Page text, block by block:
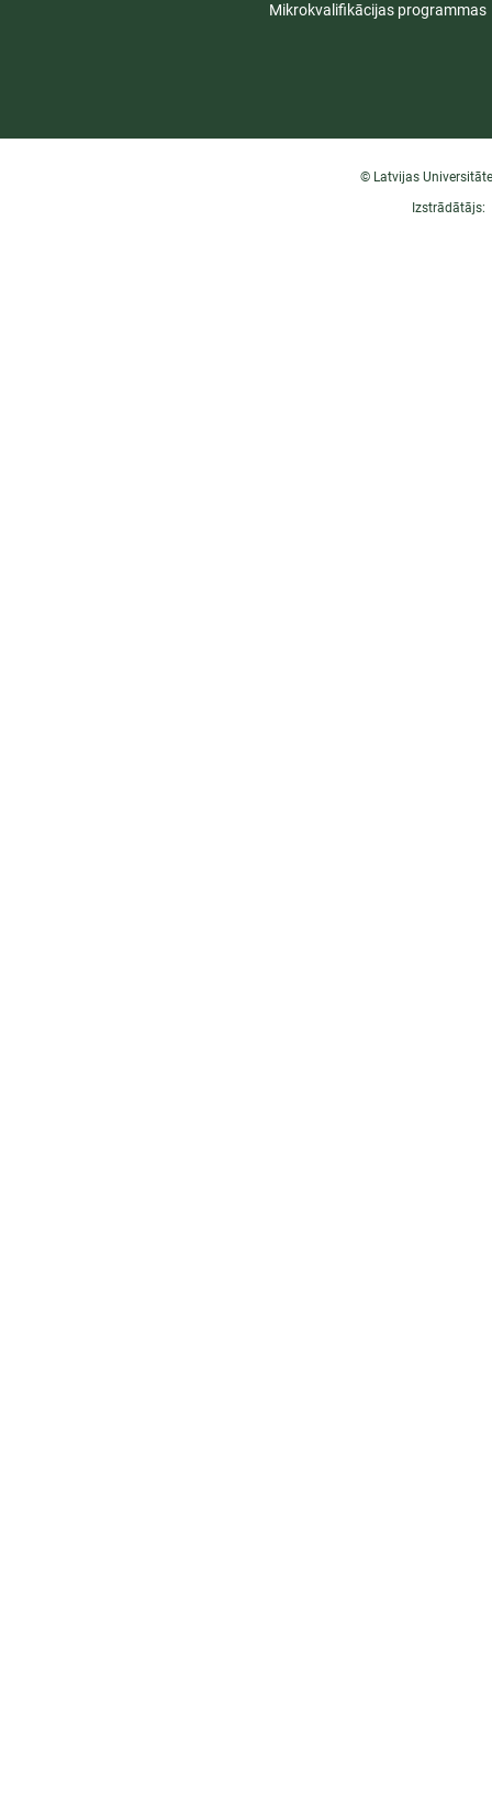
Mikrokvalifikācijas programmas
© Latvijas
Izstrādātājs: